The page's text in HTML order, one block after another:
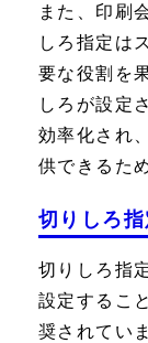
また、印刷
しろ指定は
要な役割を
しろが設定
効率化され
供できるた
切りしろ
切りしろ指
設定するこ
奨されてい